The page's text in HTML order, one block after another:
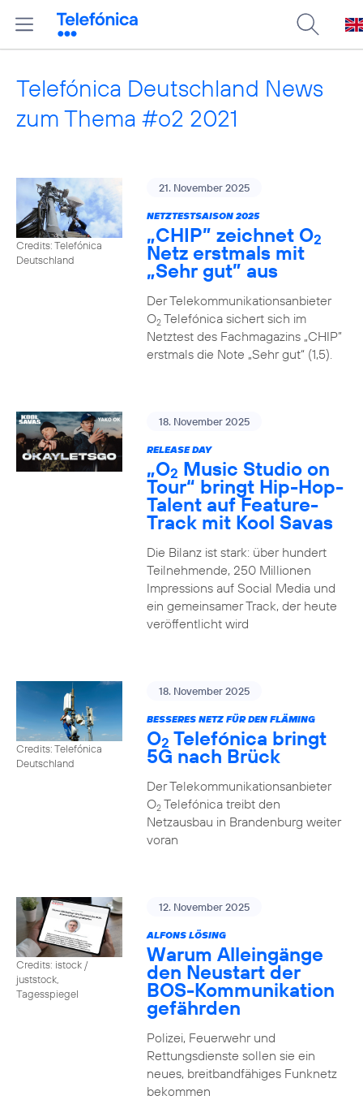
Telefónica Deutschland News
zum Thema #o2 2021
Credits: Telefónica
Deutschland
21. November 2025
NETZTESTSAISON 2025
„CHIP” zeichnet O2
Netz erstmals mit
„Sehr gut” aus
Der Telekommunikationsanbieter
O2Telefónica sichert sich im
Netztest des Fachmagazins „CHIP”
erstmals die Note „Sehr gut“ (1,5).
18. November 2025
RELEASE DAY
„O2 Music Studio on
Tour“ bringt Hip-Hop-
Talent auf Feature-
Track mit Kool Savas
Die Bilanz ist stark: über hundert
Teilnehmende, 250 Millionen
Impressions auf Social Media und
ein gemeinsamer Track, der heute
veröffentlicht wird
Credits: Telefónica
Deutschland
18. November 2025
BESSERES NETZ FÜR DEN FLÄMING
O2 Telefónica bringt
5G nach Brück
Der Telekommunikationsanbieter
O2Telefónica treibt den
Netzausbau in Brandenburg weiter
voran
Credits: istock /
juststock,
Tagesspiegel
12. November 2025
ALFONS LÖSING
Warum Alleingänge
den Neustart der
BOS-Kommunikation
gefährden
Polizei, Feuerwehr und
Rettungsdienste sollen sie ein
neues, breitbandfähiges Funknetz
bekommen